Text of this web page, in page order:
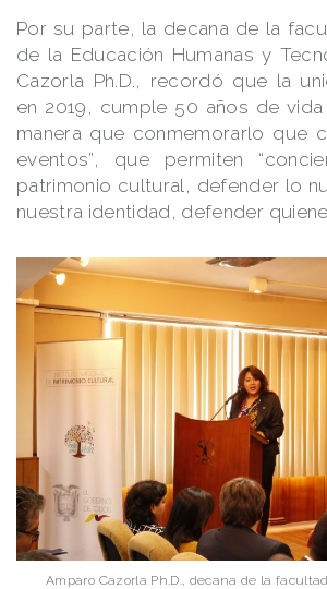
Por su parte, la decana de la
de la Educación Humanas y
Cazorla Ph.D., recordó que la
en 2019, cumple 50 años de
manera que conmemorarlo que
eventos”, que permiten
patrimonio cultural, defender lo
nuestra identidad, defender
Amparo Cazorla Ph.D., decana de la